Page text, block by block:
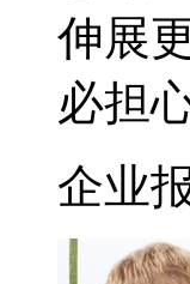
伸展
必担
企业